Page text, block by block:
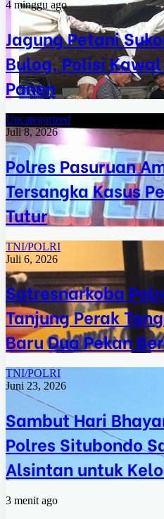
4 minggu ago
Jagung Petani
Bulog, Polisi
Panen
Uncategorized
Juli 8, 2026
Polres Pasuruan
Tersangka Kasus
Tutur
TNI/POLRI
Juli 6, 2026
Satresnarkoba
Tanjung Perak
Baru Dua Pekan
TNI/POLRI
Juni 23, 2026
Sambut Hari
Polres Situbondo
Alsintan untuk
3 menit ago